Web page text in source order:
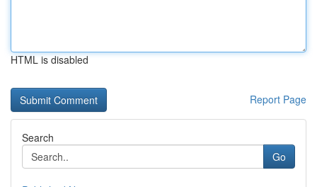
HTML is disabled
Report Page
Search
Go